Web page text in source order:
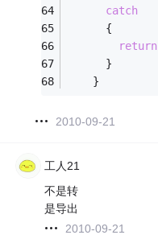
catch
      {
return
      }
    }
2010-09-21
工人21
不是转
是导出
2010-09-21